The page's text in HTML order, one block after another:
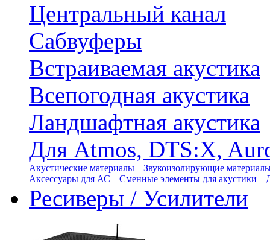
Центральный канал
Сабвуферы
Встраиваемая акустика
Всепогодная акустика
Ландшафтная акустика
Для Atmos, DTS:X,
Акустические материалы
Звукоизолирующие
Аксессуары для АС
Сменные элементы для акустики
Ресиверы / Усилители